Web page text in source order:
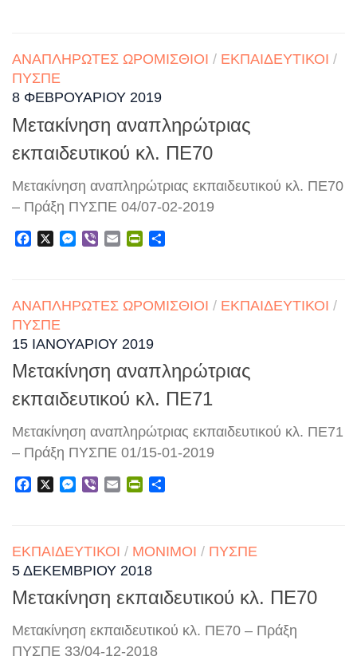
ΑΝΑΠΛΗΡΩΤΈΣ ΩΡΟΜΊΣΘΙΟΙ / ΕΚΠΑΙΔΕΥΤΙΚΟΊ /
ΠΥΣΠΕ
8 ΦΕΒΡΟΥΑΡΊΟΥ 2019
Μετακίνηση αναπληρώτριας
εκπαιδευτικού κλ. ΠΕ70
Μετακίνηση αναπληρώτριας εκπαιδευτικού κλ. ΠΕ70
– Πράξη ΠΥΣΠΕ 04/07-02-2019
FacebookMessenger
Viber EmailPrintFriendly
ΑΝΑΠΛΗΡΩΤΈΣ ΩΡΟΜΊΣΘΙΟΙ / ΕΚΠΑΙΔΕΥΤΙΚΟΊ /
ΠΥΣΠΕ
15 ΙΑΝΟΥΑΡΊΟΥ 2019
Μετακίνηση αναπληρώτριας
εκπαιδευτικού κλ. ΠΕ71
Μετακίνηση αναπληρώτριας εκπαιδευτικού κλ. ΠΕ71
– Πράξη ΠΥΣΠΕ 01/15-01-2019
FacebookMessenger
Viber EmailPrintFriendly
ΕΚΠΑΙΔΕΥΤΙΚΟΊ / ΜΌΝΙΜΟΙ / ΠΥΣΠΕ
5 ΔΕΚΕΜΒΡΊΟΥ 2018
Μετακίνηση εκπαιδευτικού κλ. ΠΕ70
Μετακίνηση εκπαιδευτικού κλ. ΠΕ70 – Πράξη
ΠΥΣΠΕ 33/04-12-2018